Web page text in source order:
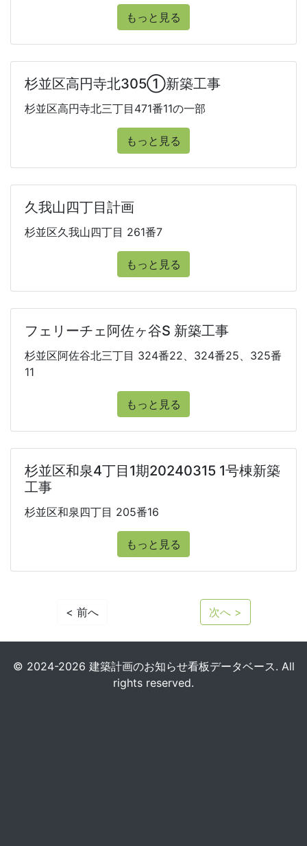
もっと見る
杉並区高円寺北305①新築工事
杉並区高円寺北三丁目471番11の一部
もっと見る
久我山四丁目計画
杉並区久我山四丁目 261番7
もっと見る
フェリーチェ阿佐ヶ谷S 新築工事
杉並区阿佐谷北三丁目 324番22、324番25、325番
11
もっと見る
杉並区和泉4丁目1期20240315 1号棟新築
工事
杉並区和泉四丁目 205番16
もっと見る
< 前へ 次へ >
© 2024-2026 建築計画のお知らせ看板データベース. All
rights reserved.